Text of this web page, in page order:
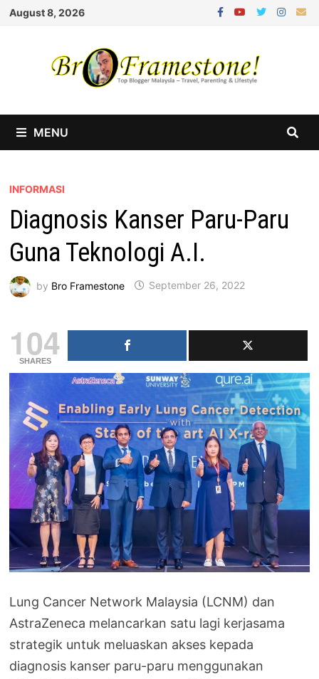
Skip
August 8, 2026
MENU
INFORMASI
Diagnosis Kanser Paru-Paru
Guna Teknologi A.I.
by Bro Framestone September 26, 2022
104
SHARES
Lung Cancer Network Malaysia (LCNM) dan
AstraZeneca melancarkan satu lagi kerjasama
strategik untuk meluaskan akses kepada
diagnosis kanser paru-paru menggunakan